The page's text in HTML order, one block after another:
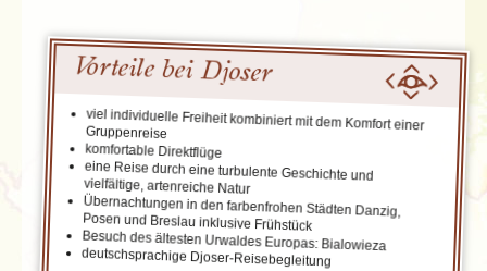
Vorteile bei Djoser
viel individuelle Freiheit kombiniert mit dem Komfort einer
Gruppenreise
komfortable Direktflüge
eine Reise durch eine turbulente Geschichte und
vielfältige, artenreiche Natur
Übernachtungen in den farbenfrohen Städten Danzig,
Posen und Breslau inklusive Frühstück
Besuch des ältesten Urwaldes Europas: Bialowieza
deutschsprachige Djoser-Reisebegleitung